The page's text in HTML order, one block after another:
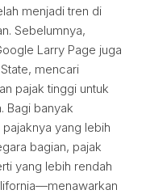
menjadi tren di
Sebelumnya,
Larry Page juga
mencari
pajak tinggi untuk
Bagi banyak
yang lebih
bagian, pajak
yang lebih rendah